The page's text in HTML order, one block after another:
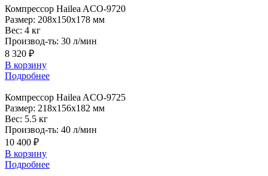
Компрессор Hailea ACO-9720
Размер: 208x150x178 мм
Вес: 4 кг
Производ-ть: 30 л/мин
8 320 ₽
В корзину
Подробнее
Компрессор Hailea ACO-9725
Размер: 218x156x182 мм
Вес: 5.5 кг
Производ-ть: 40 л/мин
10 400 ₽
В корзину
Подробнее